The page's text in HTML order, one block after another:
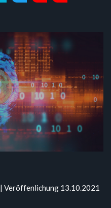
| Veröffenlichung 13.10.2021